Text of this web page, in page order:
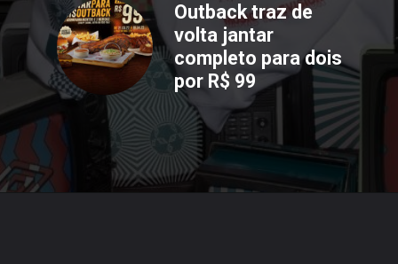
Outback traz de
volta jantar
completo para dois
por R$ 99